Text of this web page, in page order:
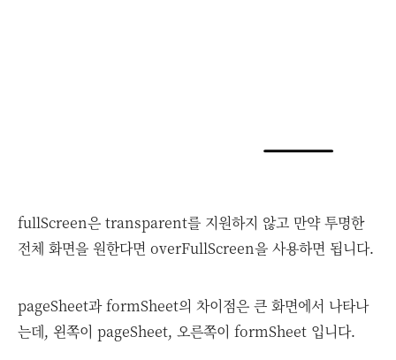
fullScreen은 transparent를 지원하지 않고 만약 투명한
전체 화면을 원한다면 overFullScreen을 사용하면 됩니다.
pageSheet과 formSheet의 차이점은 큰 화면에서 나타나
는데, 왼쪽이 pageSheet, 오른쪽이 formSheet 입니다.